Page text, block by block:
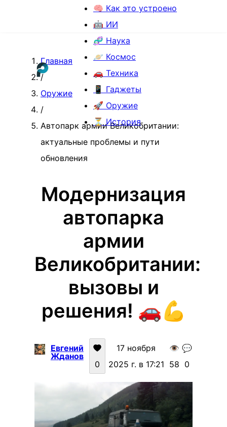
🧠 Как это устроено
🤖 ИИ
🧬 Наука
🪐 Космос
🚗 Техника
📱 Гаджеты
🚀 Оружие
⏳ История
Главная
/
Оружие
/
Автопарк армии Великобритании:
актуальные проблемы и пути
обновления
Модернизация
автопарка
армии
Великобритании:
вызовы и
решения! 🚗💪
Евгений
Жданов
0
17 ноября
2025 г. в 17:21
👁️
58
💬
0